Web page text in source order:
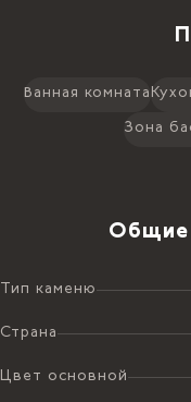
Ванная комната
Зона
Общие
Тип каменю
Страна
Цвет основной